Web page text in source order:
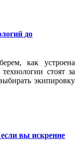
до
как устроена
стоят за
экипировку
вы искренне